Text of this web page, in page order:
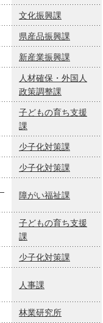
文化振興課
県産品振興課
新産業振興課
人材確保・外国人
政策調整課
子どもの育ち支援
課
少子化対策課
少子化対策課
障がい福祉課
子どもの育ち支援
課
少子化対策課
人事課
林業研究所